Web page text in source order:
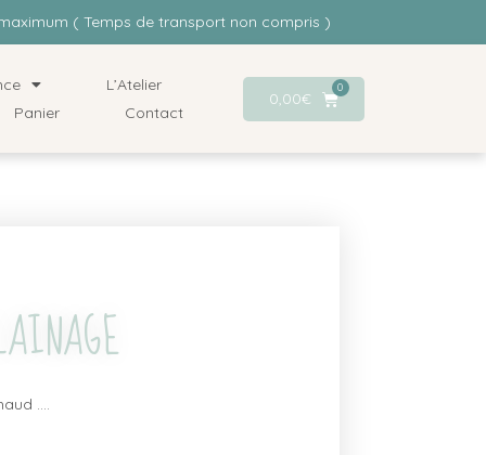
( Temps de transport non compris )
L’Atelier
Panier Contact
0,00€
0
….